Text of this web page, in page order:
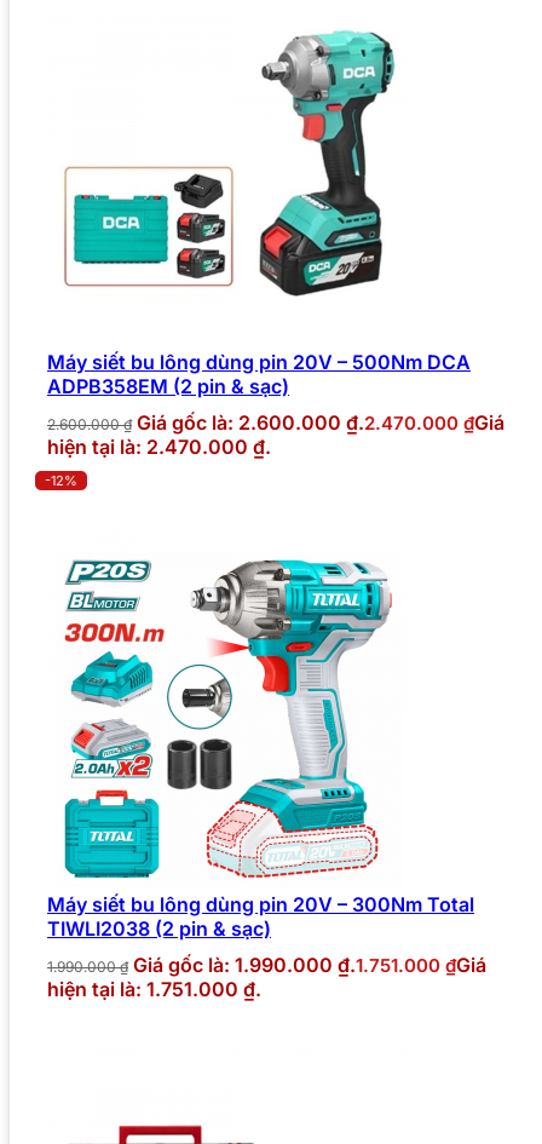
Máy siết bu lông dùng pin 20V – 500Nm DCA
ADPB358EM (2 pin & sạc)
2.600.000₫ Giá gốc là: 2.600.000 ₫.2.470.000 ₫Giá
hiện tại là: 2.470.000 ₫.
-12%
Máy siết bu lông dùng pin 20V – 300Nm Total
TIWLI2038 (2 pin & sạc)
1.990.000₫ Giá gốc là: 1.990.000 ₫.1.751.000 ₫Giá
hiện tại là: 1.751.000 ₫.